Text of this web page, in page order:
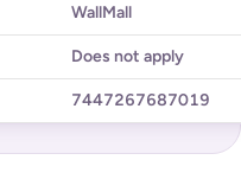
WallMall
Does not apply
7447267687019